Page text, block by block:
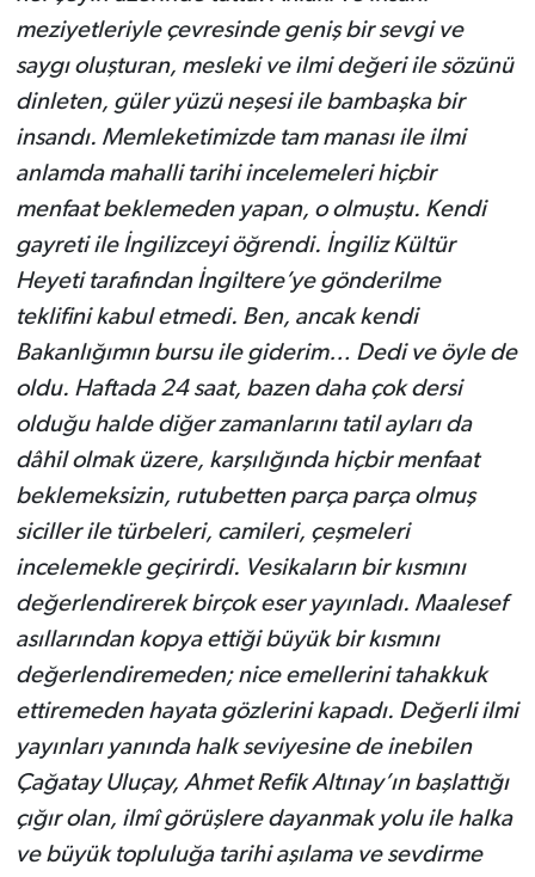
meziyetleriyle çevresinde geniş bir sevgi ve
saygı oluşturan, mesleki ve ilmi değeri ile sözünü
dinleten, güler yüzü neşesi ile bambaşka bir
insandı. Memleketimizde tam manası ile ilmi
anlamda mahalli tarihi incelemeleri hiçbir
menfaat beklemeden yapan, o olmuştu. Kendi
gayreti ile İngilizceyi öğrendi. İngiliz Kültür
Heyeti tarafından İngiltere’ye gönderilme
teklifini kabul etmedi. Ben, ancak kendi
Bakanlığımın bursu ile giderim… Dedi ve öyle de
oldu. Haftada 24 saat, bazen daha çok dersi
olduğu halde diğer zamanlarını tatil ayları da
dâhil olmak üzere, karşılığında hiçbir menfaat
beklemeksizin, rutubetten parça parça olmuş
siciller ile türbeleri, camileri, çeşmeleri
incelemekle geçirirdi. Vesikaların bir kısmını
değerlendirerek birçok eser yayınladı. Maalesef
asıllarından kopya ettiği büyük bir kısmını
değerlendiremeden; nice emellerini tahakkuk
ettiremeden hayata gözlerini kapadı. Değerli ilmi
yayınları yanında halk seviyesine de inebilen
Çağatay Uluçay, Ahmet Refik Altınay’ın başlattığı
çığır olan, ilmî görüşlere dayanmak yolu ile halka
ve büyük topluluğa tarihi aşılama ve sevdirme